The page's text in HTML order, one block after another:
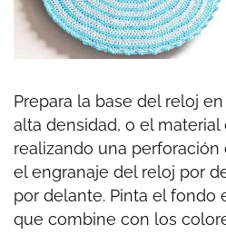
Prepara la base del reloj
alta densidad, o el material
realizando una perforación
el engranaje del reloj por
por delante. Pinta el fondo
que combine con los